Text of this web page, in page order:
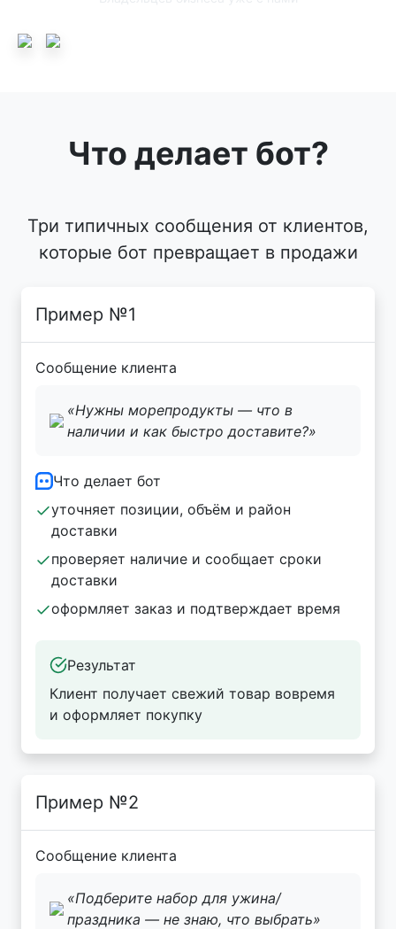
Что делает бот?
Три типичных сообщения от клиентов,
которые бот превращает в продажи
Пример №1
Сообщение клиента
«Нужны морепродукты — что в
наличии и как быстро доставите?»
Что делает бот
уточняет позиции, объём и район
доставки
проверяет наличие и сообщает сроки
доставки
оформляет заказ и подтверждает время
Результат
Клиент получает свежий товар вовремя
и оформляет покупку
Пример №2
Сообщение клиента
«Подберите набор для ужина/
праздника — не знаю, что выбрать»